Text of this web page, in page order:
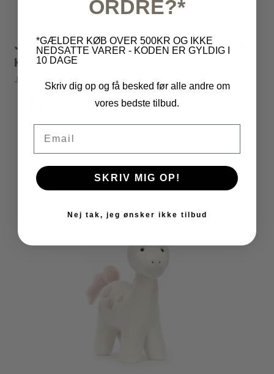
Jellycat - Amuseables Carole Canelé
Kage - 11 cm
Jellycat
ORDRE?*
*GÆLDER KØB OVER 500KR OG IKKE
NEDSATTE VARER - KODEN ER GYLDIG I
10 DAGE
Skriv dig op og få besked før alle andre om
vores bedste tilbud.
SKRIV MIG OP!
Nej tak, jeg ønsker ikke tilbud